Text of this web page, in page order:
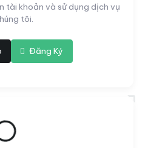
tài khoản và sử dụng dịch vụ
tôi.
Đăng Ký
Đang tải...